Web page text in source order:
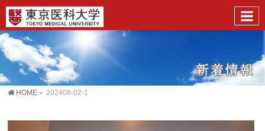
HOME » 202408-02-1